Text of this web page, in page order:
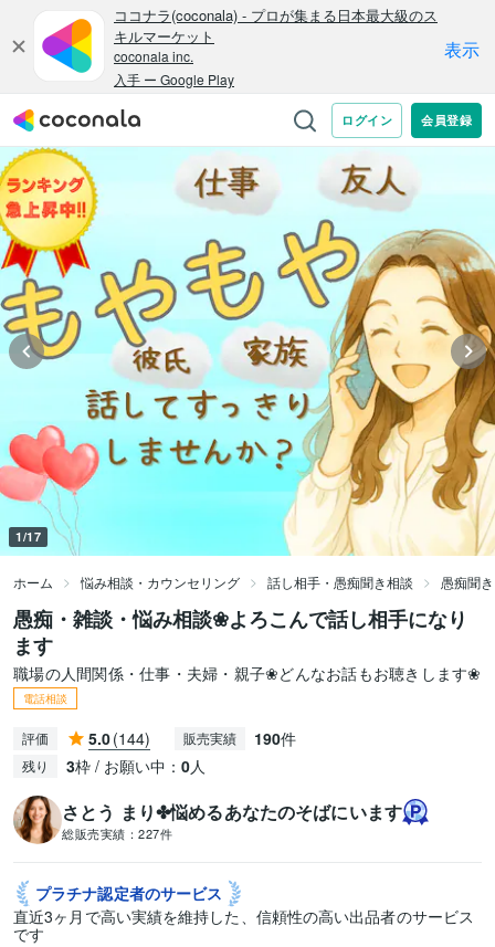
1/17
ホーム 悩み相談・カウンセリング 話し相手・愚痴聞き相談 愚痴聞
愚痴・雑談・悩み相談❀よろこんで話し相手になり
ます
職場の人間関係・仕事・夫婦・親子❀どんなお話もお聴きします❀
電話相談
評価 5.0(144) 販売実績 190件
残り 3枠 / お願い中： 0人
さとう まり✤悩めるあなたのそばにいます
総販売実績： 227件
プラチナ認定者のサービス
直近3ヶ月で高い実績を維持した、信頼性の高い出品者のサービス
です